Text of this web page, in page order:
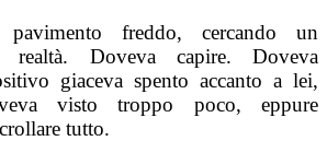
freddo, cercando un
realtà. Doveva capire. Doveva
giaceva spento accanto a lei,
visto troppo poco, eppure
tutto.